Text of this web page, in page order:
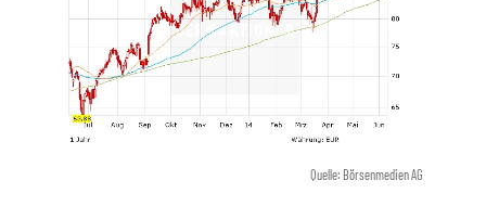
Quelle: Börsenmedien AG